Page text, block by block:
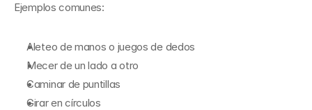
Ejemplos comunes:
Aleteo de manos o juegos de dedos
Mecer de un lado a otro
Caminar de puntillas
Girar en círculos